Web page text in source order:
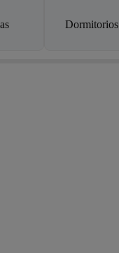
Dormitorios